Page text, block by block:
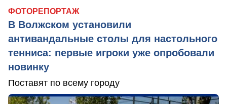
ФОТОРЕПОРТАЖ
В Волжском установили
антивандальные столы для настольного
тенниса: первые игроки уже опробовали
новинку
Поставят по всему городу